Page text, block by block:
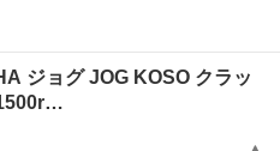
ジョグ JOG KOSO クラッ